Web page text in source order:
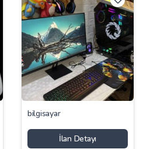
bilgisayar
İlan Detayı